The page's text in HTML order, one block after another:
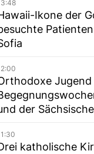
Ikone der
Jugend
der
katholische